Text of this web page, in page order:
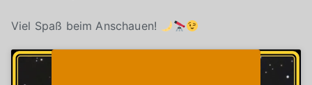
Viel Spaß beim Anschauen!